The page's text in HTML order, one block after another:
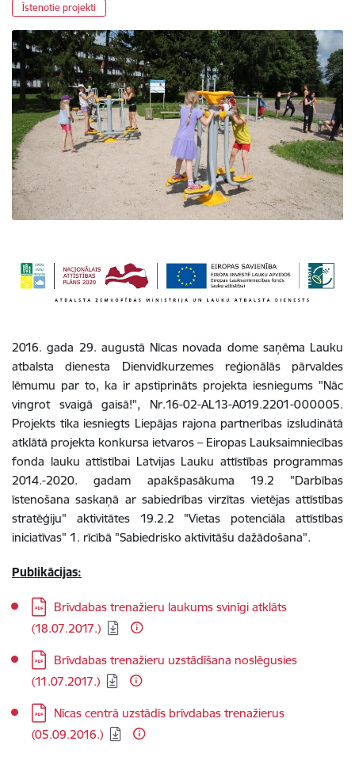
Īstenotie projekti
2016. gada 29. augustā Nīcas novada dome saņēma Lauku
atbalsta dienesta Dienvidkurzemes reģionālās pārvaldes
lēmumu par to, ka ir apstiprināts projekta iesniegums "Nāc
vingrot svaigā gaisā!", Nr.16-02-AL13-A019.2201-000005.
Projekts tika iesniegts Liepājas rajona partnerības izsludinātā
atklātā projekta konkursa ietvaros – Eiropas Lauksaimniecības
fonda lauku attīstībai Latvijas Lauku attīstības programmas
2014.-2020. gadam apakšpasākuma 19.2 "Darbības
īstenošana saskaņā ar sabiedrības virzītas vietējas attīstības
stratēģiju" aktivitātes 19.2.2 "Vietas potenciāla attīstības
iniciatīvas" 1. rīcībā "Sabiedrisko aktivitāšu dažādošana".
Publikācijas:
Lejupielādēt:
Brīvdabas trenažieru laukums svinīgi atklāts
(18.07.2017.)
Lejupielādēt:
Brīvdabas trenažieru uzstādīšana noslēgusies
(11.07.2017.)
Lejupielādēt:
Nīcas centrā uzstādīs brīvdabas trenažierus
(05.09.2016.)